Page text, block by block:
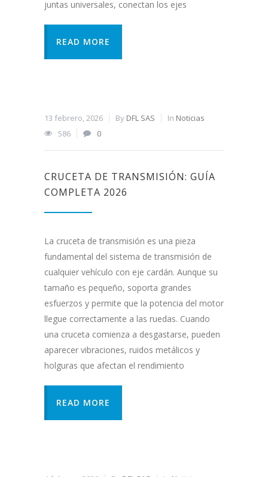
juntas universales, conectan los ejes
READ MORE
13 febrero, 2026 By DFL SAS In Noticias
586
0
CRUCETA DE TRANSMISIÓN: GUÍA
COMPLETA 2026
La cruceta de transmisión es una pieza
fundamental del sistema de transmisión de
cualquier vehículo con eje cardán. Aunque su
tamaño es pequeño, soporta grandes
esfuerzos y permite que la potencia del motor
llegue correctamente a las ruedas. Cuando
una cruceta comienza a desgastarse, pueden
aparecer vibraciones, ruidos metálicos y
holguras que afectan el rendimiento
READ MORE